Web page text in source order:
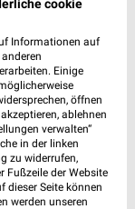
42,6 km
08.08.
14.08.
cookie
Informationen auf
Einige
öffnen
ablehnen
verwalten“
in der linken
zu widerrufen,
Fußzeile der Website
dieser Seite können
werden unseren